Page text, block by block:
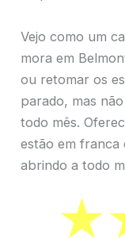
Vejo como um
mora em
ou retomar os
parado, mas
todo mês.
estão em franca
abrindo a todo